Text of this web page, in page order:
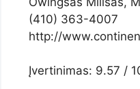
(410) 363-4007
http://
Įvertinimas: 9.57 /